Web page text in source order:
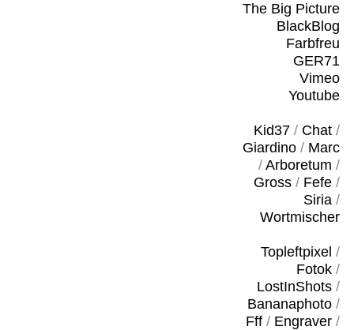
The Big Picture
BlackBlog
Farbfreu
GER71
Vimeo
Youtube
Kid37/ Chat/
Giardino/ Marc
/ Arboretum /
Gross/ Fefe/
Siria/
Wortmischer
Topleftpixel /
Fotok/
LostInShots/
Bananaphoto/
Fff/ Engraver/